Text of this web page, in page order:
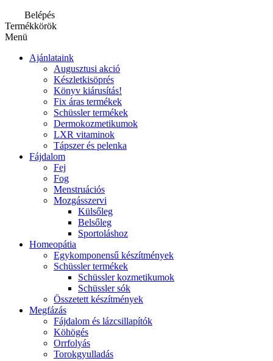
Belépés
Termékkörök
Menü
Ajánlataink
Augusztusi akció
Készletkisöprés
Könyv kiárusítás!
Fix áras termékek
Schüssler termékek
Dermokozmetikumok
LXR vitaminok
Tápszer és pelenka
Fájdalom
Fej
Fog
Menstruációs
Mozgásszervi
Külsőleg
Belsőleg
Sportoláshoz
Homeopátia
Egykomponensű készítmények
Schüssler termékek
Schüssler kozmetikumok
Schüssler sók
Összetett készítmények
Megfázás
Fájdalom és lázcsillapítók
Köhögés
Orrfolyás
Torokgyulladás